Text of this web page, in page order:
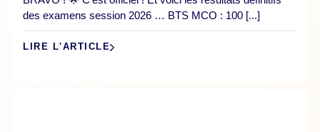
des examens session 2026 … BTS MCO : 100 [...]
LIRE L'ARTICLE